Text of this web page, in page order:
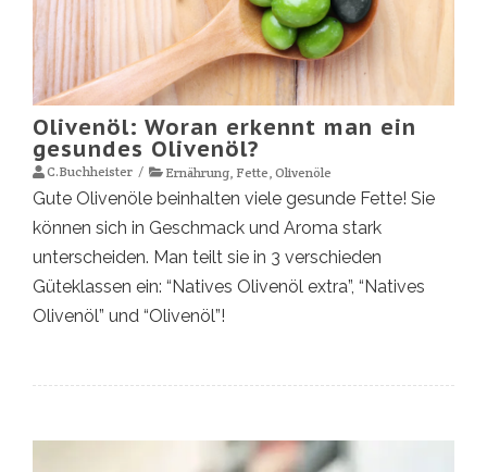
Olivenöl: Woran erkennt man ein
gesundes Olivenöl?
C.Buchheister Ernährung Fette Olivenöle
Gute Olivenöle beinhalten viele gesunde Fette! Sie
können sich in Geschmack und Aroma stark
unterscheiden. Man teilt sie in 3 verschieden
Güteklassen ein: “Natives Olivenöl extra”, “Natives
Olivenöl” und “Olivenöl”!